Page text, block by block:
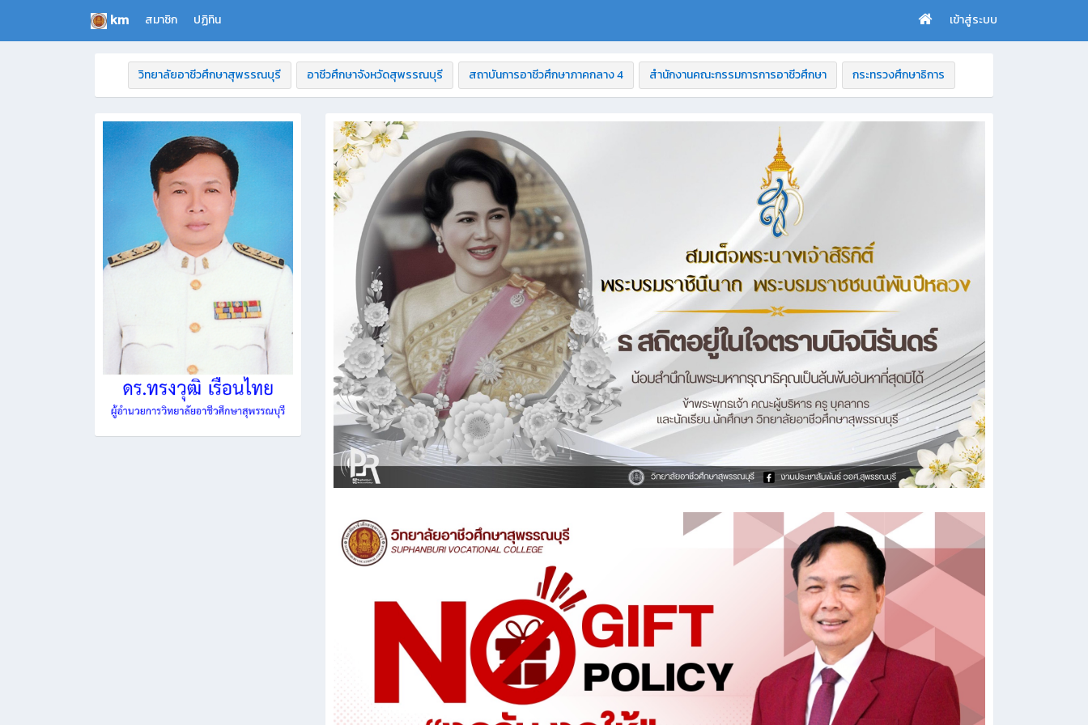
km สมาชิก ปฏิทิน เข้าสู่ระบบ
วิทยาลัยอาชีวศึกษาสุพรรณบุรี อาชีวศึกษาจังหวัดสุพรรณบุรี สถาบันการอาชีวศึกษาภาคกลาง 4 สำนักงานคณะกรรมการการอาชีวศึกษา กระทรวงศึกษาธิการ